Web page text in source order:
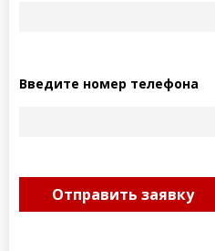
Введите номер телефона